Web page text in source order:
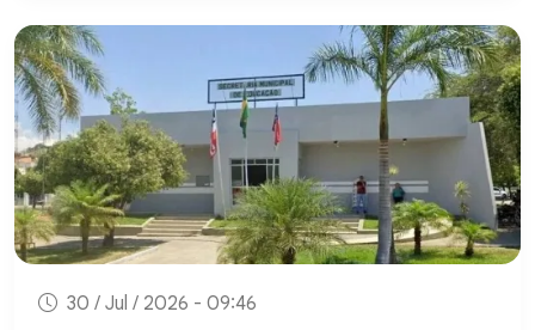
30 / Jul / 2026 - 09:46